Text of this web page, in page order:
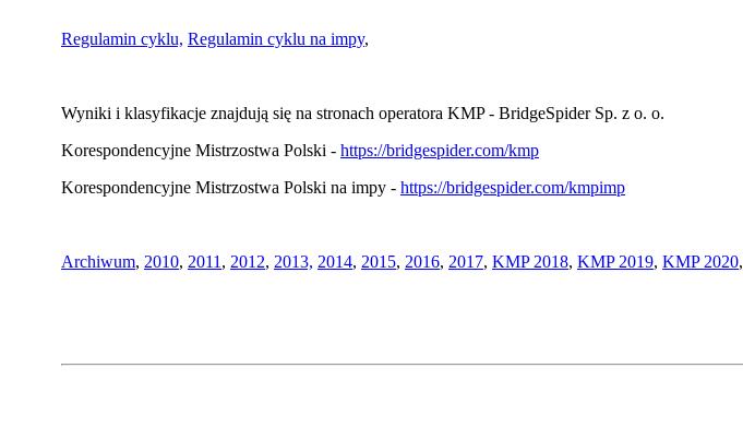
Regulamin cyklu, Regulamin cyklu na impy,
Wyniki i klasyfikacje znajdują się na stronach operatora KMP - BridgeSpider Sp. z o. o.
Korespondencyjne Mistrzostwa Polski - https://bridgespider.com/kmp
Korespondencyjne Mistrzostwa Polski na impy - https://bridgespider.com/kmpimp
Archiwum, 2010, 2011 , 2012, 2013, 2014, 2015, 2016, 2017, KMP 2018, KMP 2019, KMP 2020,